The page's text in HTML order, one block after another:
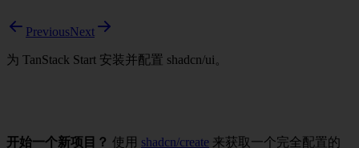
PreviousNext
为 TanStack Start 安装并配置 shadcn/ui。
开始一个新项目？ 使用 shadcn/create 来获取一个完全配置的